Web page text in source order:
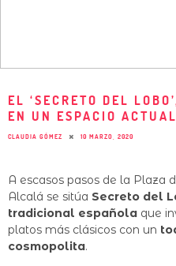
EL ‘SECRETO DEL
EN UN ESPACIO ACTUAL
CLAUDIA GÓMEZ 10 MARZO, 2020
A escasos pasos de la Plaza
Alcalá se sitúa Secreto del
tradicional española que
platos más clásicos con un
cosmopolita.